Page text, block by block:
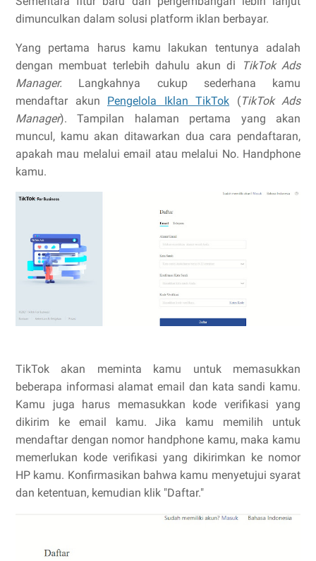
dimunculkan dalam solusi platform iklan berbayar.
Yang pertama harus kamu lakukan tentunya adalah
dengan membuat terlebih dahulu akun di
TikTok Ads
Manager. Langkahnya cukup sederhana kamu
mendaftar akun Pengelola Iklan TikTok (TikTok Ads
Manager). Tampilan halaman pertama yang akan
muncul, kamu akan ditawarkan dua cara pendaftaran,
apakah mau melalui email atau melalui No. Handphone
kamu.
TikTok akan meminta kamu untuk memasukkan
beberapa informasi alamat email dan kata sandi kamu.
Kamu juga harus memasukkan kode verifikasi yang
dikirim ke email kamu. Jika kamu memilih untuk
mendaftar dengan nomor handphone kamu, maka kamu
memerlukan kode verifikasi yang dikirimkan ke nomor
HP kamu. Konfirmasikan bahwa kamu menyetujui syarat
dan ketentuan, kemudian klik "Daftar."